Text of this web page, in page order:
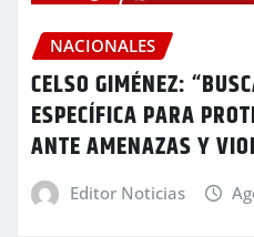
NACIONALES
CELSO GIMÉNEZ:
ESPECÍFICA PARA
ANTE AMENAZAS Y
Editor Noticias